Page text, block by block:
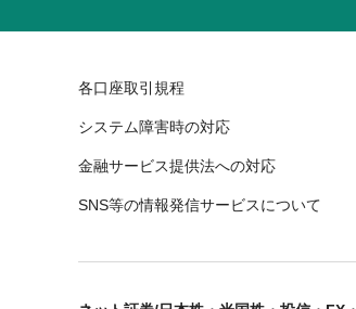
各口座取引規程
システム障害時の対応
金融サービス提供法への対応
SNS等の情報発信サービスについて